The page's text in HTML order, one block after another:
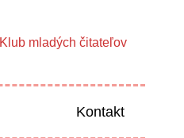
Klub mladých čitateľov
Kontakt